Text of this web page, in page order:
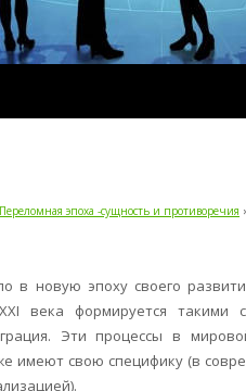
Переломная эпоха -сущность и противоречия
в новую эпоху своего
века формируется такими
Эти процессы в
имеют свою специфику (в